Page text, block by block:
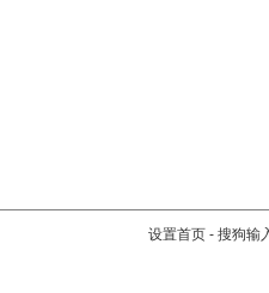
设置首页 - 搜狗输